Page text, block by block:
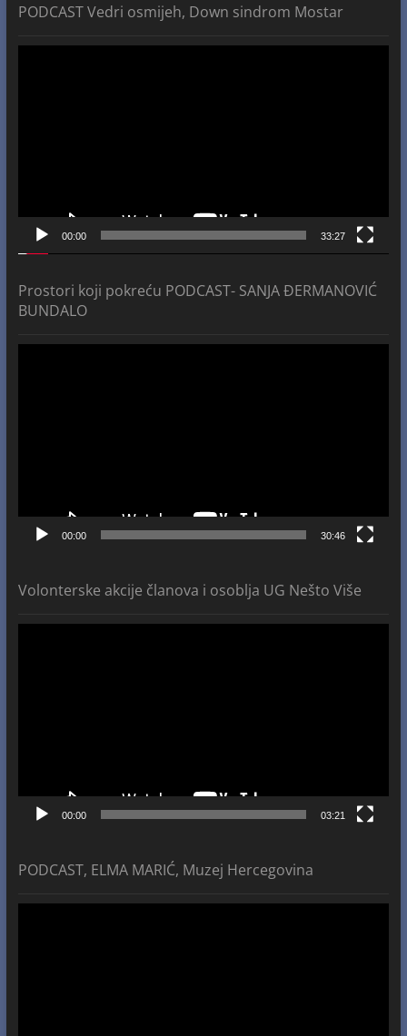
PODCAST Vedri osmijeh, Down sindrom Mostar
00:00 33:27
Prostori koji pokreću PODCAST- SANJA ĐERMANOVIĆ
BUNDALO
00:00 30:46
Volonterske akcije članova i osoblja UG Nešto Više
00:00 03:21
PODCAST, ELMA MARIĆ, Muzej Hercegovina